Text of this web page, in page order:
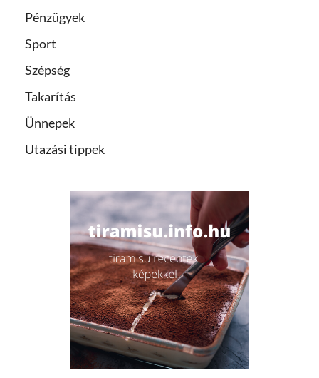
Pénzügyek
Sport
Szépség
Takarítás
Ünnepek
Utazási tippek